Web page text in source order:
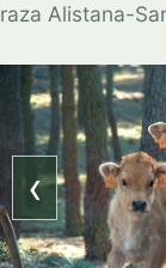
raza Alistana-
‹